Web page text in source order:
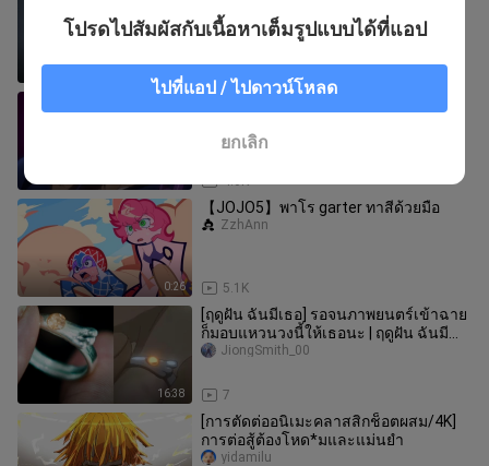
132
Ningmengshujiang
โจโจ้ ล่าข้ามศตวรรษ Part 3 นักรบ
4.0K
ANIME TH CHANNEL
0:26
【JOJO5】พาโร garter ทาสีด้วยมือ
5.1K
ZzhAnn
16:38
[ฤดูฝัน ฉันมีเธอ] รอจนภาพยนตร์เข้าฉาย
ก็มอบแหวนวงนี้ให้เธอนะ | ฤดูฝัน ฉันมี
เธอ คลิปสอนทำแหวน
7
JiongSmith_00
[การตัดต่ออนิเมะคลาสสิกช็อตผสม/4K]
การต่อสู้ต้องโหด*มและแม่นยำ
yidamilu
โปรดไปสัมผัสกับเนื้อหาเต็มรูปแบบได้ที่แอป
ไปที่แอป / ไปดาวน์โหลด
ยกเลิก